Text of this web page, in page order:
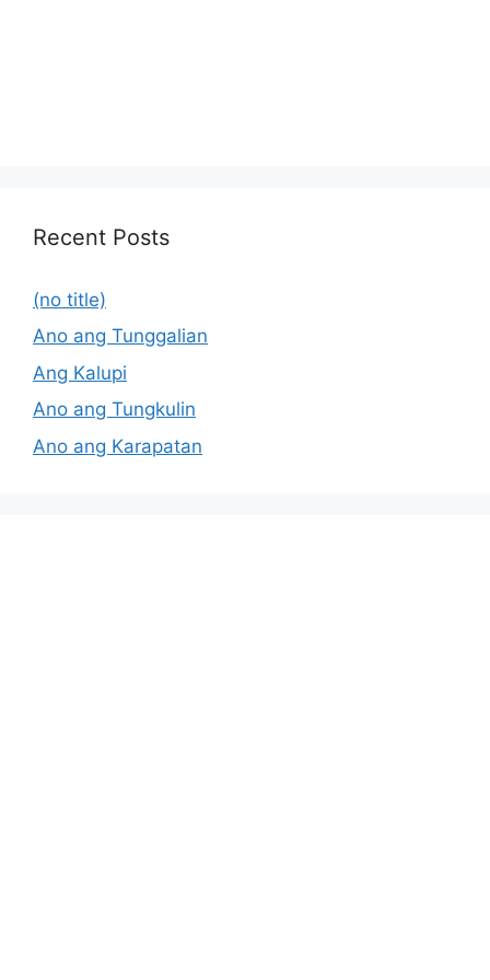
Recent Posts
(no title)
Ano ang Tunggalian
Ang Kalupi
Ano ang Tungkulin
Ano ang Karapatan